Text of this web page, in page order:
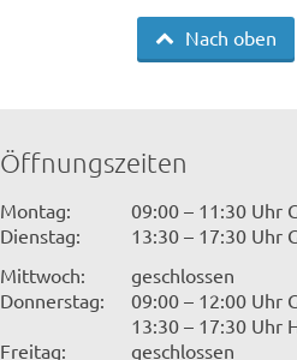
Nach oben
Öffnungszeiten
Montag:
09:00 – 11:30 Uhr
Dienstag:
13:30 – 17:30 Uhr
Mittwoch:
geschlossen
Donnerstag:
09:00 – 12:00 Uhr
13:30 – 17:30 Uhr
Freitag:
geschlossen